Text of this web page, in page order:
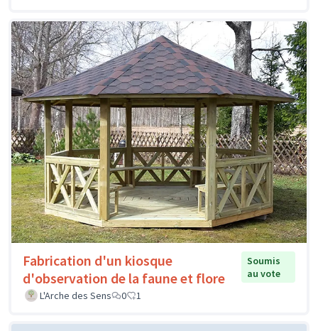
Fabrication d'un kiosque
d'observation de la faune et flore
Soumis
au vote
L'Arche des Sens
0 1